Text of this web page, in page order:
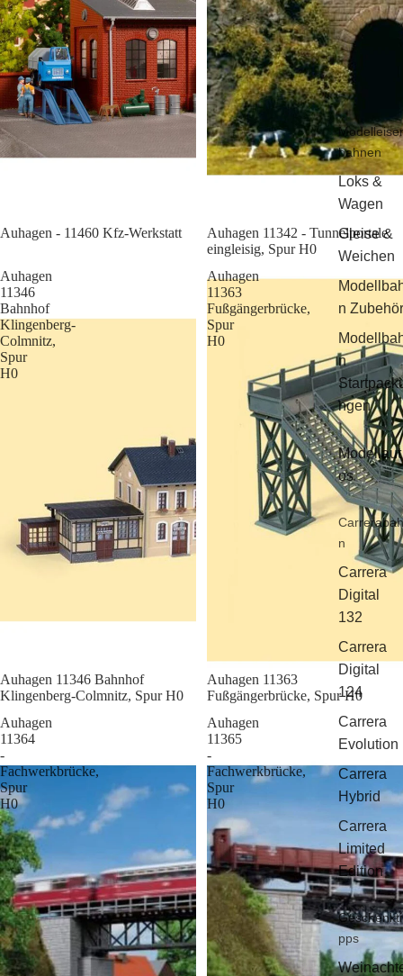
bahnen
Loks &
Wagen
Gleise &
Weichen
n Zubehör
n
ngen
Modellaut
os
Carrerabah
n
Carrera
Digital
132
Carrera
Digital
124
Carrera
Evolution
Carrera
Hybrid
Carrera
Limited
Edition
Geschenkti
pps
Sale
Auhagen - 11460 Kfz-Werkstatt
Auhagen 11342 - Tunnelportale
eingleisig, Spur H0
Auhagen
11346
Bahnhof
Klingenberg-
Colmnitz,
Spur
H0
Sale
Auhagen 11346 Bahnhof
Klingenberg-Colmnitz, Spur H0
Auhagen
11363
Fußgängerbrücke,
Spur
H0
Sale
Auhagen 11363
Fußgängerbrücke, Spur H0
Auhagen
11364
-
Fachwerkbrücke,
Spur
H0
Auhagen
11365
-
Fachwerkbrücke,
Spur
H0